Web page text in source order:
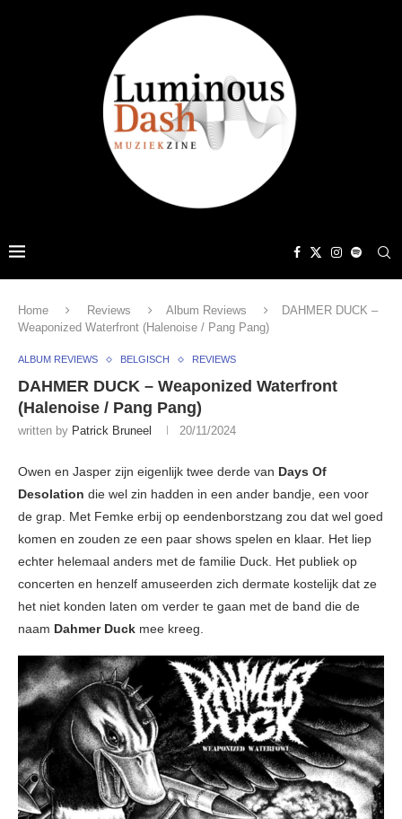
Home Reviews Album Reviews
DAHMER DUCK –
Weaponized Waterfront (Halenoise / Pang Pang)
ALBUM REVIEWS BELGISCH REVIEWS
DAHMER DUCK – Weaponized Waterfront
(Halenoise / Pang Pang)
written by Patrick Bruneel 20/11/2024
Owen en Jasper zijn eigenlijk twee derde van Days Of
Desolation die wel zin hadden in een ander bandje, een voor
de grap. Met Femke erbij op eendenborstzang zou dat wel goed
komen en zouden ze een paar shows spelen en klaar. Het liep
echter helemaal anders met de familie Duck. Het publiek op
concerten en henzelf amuseerden zich dermate kostelijk dat ze
het niet konden laten om verder te gaan met de band die de
naam Dahmer Duck mee kreeg.